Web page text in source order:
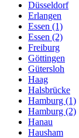
Düsseldorf
Erlangen
Essen (1)
Essen (2)
Freiburg
Göttingen
Gütersloh
Haag
Halsbrücke
Hamburg (1)
Hamburg (2)
Hanau
Hausham